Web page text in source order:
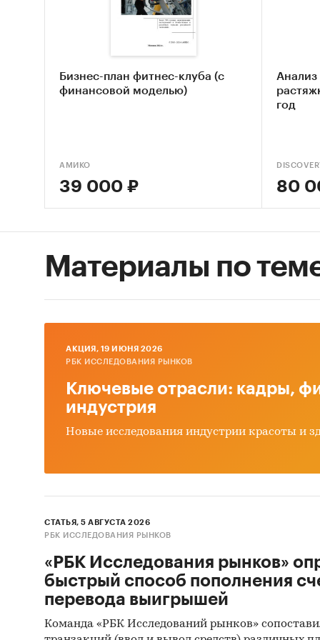
Базы
Бизнес-план фитнес-клуба (с
финансовой моделью)
АМИКО
39 000 ₽
Анализ
год
80
Материалы по
AКЦИЯ, 19 ИЮНЯ 2026
РБК ИССЛЕДОВАНИЯ РЫНКОВ
Ключевые отрасли: кадры,
индустрия
Новые исследования индустрии красоты и
СТАТЬЯ, 5 АВГУСТА 2026
РБК ИССЛЕДОВАНИЯ РЫНКОВ
«РБК Исследования рынков»
быстрый способ пополнения
перевода выигрышей
Команда «РБК Исследований рынков»